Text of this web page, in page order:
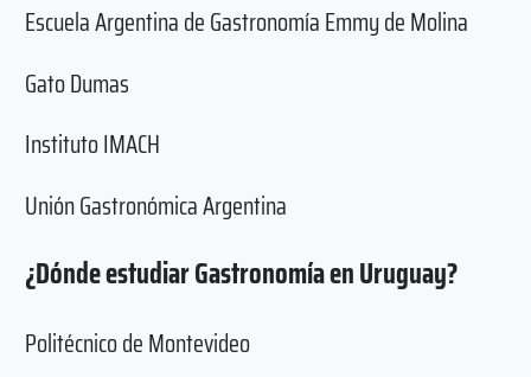
Escuela Argentina de Gastronomía Emmy de Molina
Gato Dumas
Instituto IMACH
Unión Gastronómica Argentina
¿Dónde estudiar Gastronomía en Uruguay?
Politécnico de Montevideo